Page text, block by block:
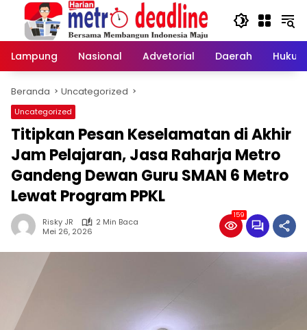
Langsung
konten
Lampung
Nasional Advetorial Daerah Hukum
Beranda Uncategorized
Uncategorized
Titipkan Pesan Keselamatan di Akhir
Jam Pelajaran, Jasa Raharja Metro
Gandeng Dewan Guru SMAN 6 Metro
Lewat Program PPKL
Risky JR
2 Min Baca
Mei 26, 2026
159